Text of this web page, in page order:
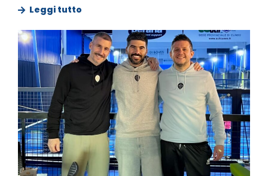
Leggi tutto